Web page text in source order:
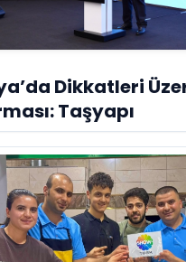
Dikkatleri
Taşyapı